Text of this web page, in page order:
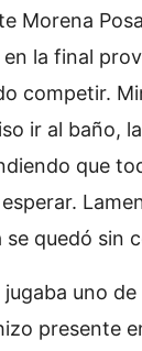
Morena
la final
competir.
ir al baño,
que
se quedó sin
jugaba uno
presente